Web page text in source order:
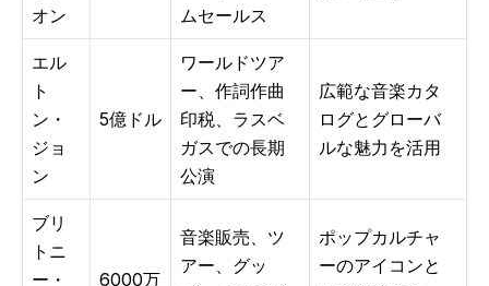
オン
ムセールス
エル
ト
ン・
ジョ
ン
5億ドル
ワールドツア
ー、作詞作曲
印税、ラスベ
ガスでの長期
公演
広範な音楽カタ
ログとグローバ
ルな魅力を活用
ブリ
トニ
ー・
6000万
音楽販売、ツ
アー、グッ
ポップカルチャ
ーのアイコンと